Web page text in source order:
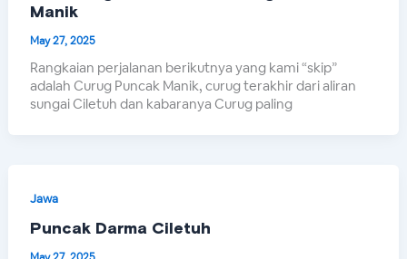
Manik
May 27, 2025
Rangkaian perjalanan berikutnya yang kami “skip”
adalah Curug Puncak Manik, curug terakhir dari aliran
sungai Ciletuh dan kabaranya Curug paling
Jawa
Puncak Darma Ciletuh